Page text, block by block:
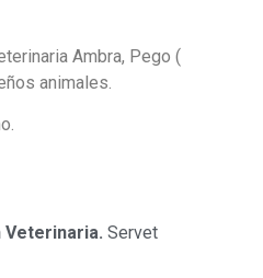
Ambra, Pego (
animales.
Veterinaria. Servet